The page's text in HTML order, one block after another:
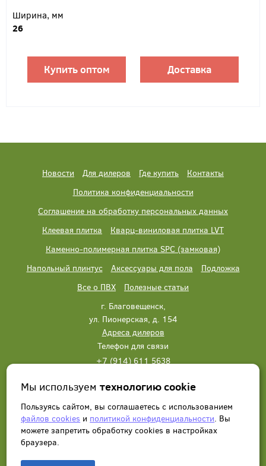
Ширина, мм
26
Купить оптом Доставка
Новости Для дилеров Где купить
Контакты
Политика конфиденциальности
Соглашение на обработку персональных данных
Клеевая плитка
Кварц-виниловая плитка LVT
Каменно-полимерная плитка SPC (замковая)
Напольный плинтус
Аксессуары для пола
Подложка
Все о ПВХ
Полезные статьи
г. Благовещенск,
ул. Пионерская, д. 154
Адреса дилеров
Телефон для связи
+7 (914) 611 5638
Написать нам Заказать звонок
Мы используемтехнологию cookie
Пользуясь сайтом, вы соглашаетесь с использованием
файлов cookies и политикой конфиденциальности. Вы
можете запретить обработку сookies в настройках
браузера.